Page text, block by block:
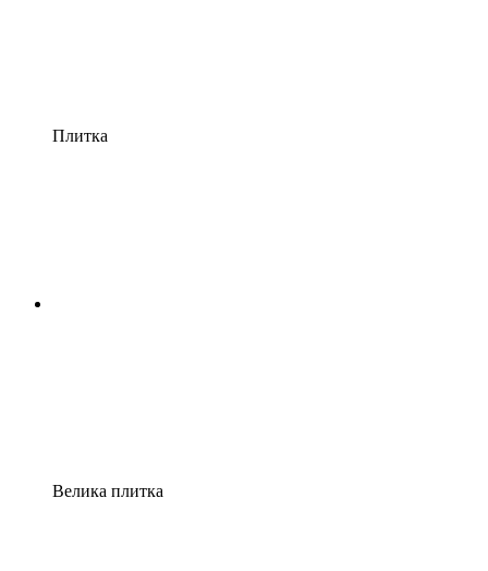
Плитка
Велика плитка